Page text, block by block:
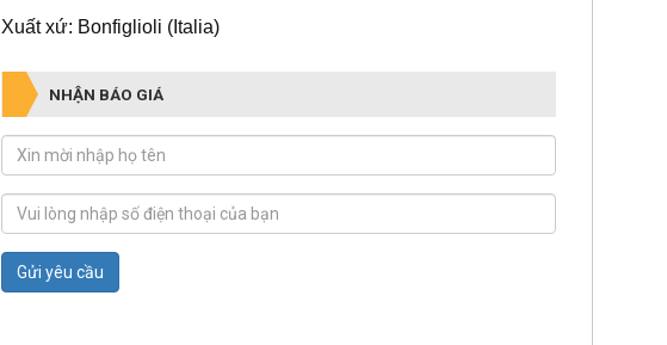
Xuất xứ: Bonfiglioli (Italia)
NHẬN BÁO GIÁ
Gửi yêu cầu